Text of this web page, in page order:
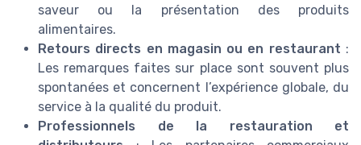
saveur ou la présentation des produits
alimentaires.
Retours directs en magasin ou en restaurant :
Les remarques faites sur place sont souvent plus
spontanées et concernent l’expérience globale, du
service à la qualité du produit.
Professionnels de la restauration et